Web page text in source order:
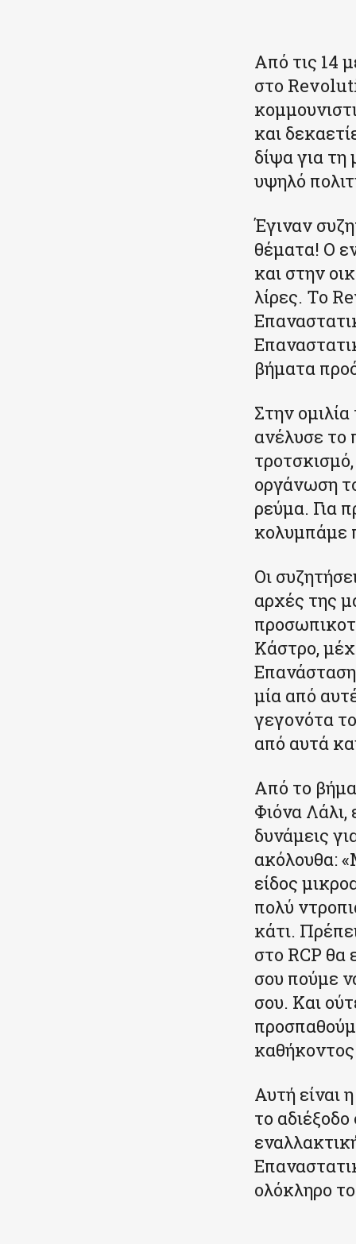
Από τις 14
στο
και
δίψα για τη
υψηλό
Έγιναν
θέματα! Ο
και στην
λίρες. Το
βήματα
Στην
ανέλυσε το
οργάνωση
ρεύμα. Για
κολυμπάμε
Οι
αρχές της
Κάστρο,
Επανάσταση
μία από
γεγονότα
από αυτά
Από το
Φιόνα
δυνάμεις
ακόλουθα:
είδος
πολύ
κάτι.
στο RCP θα
σου πούμε
σου. Και
καθήκοντος
Αυτή είναι
το
ολόκληρο